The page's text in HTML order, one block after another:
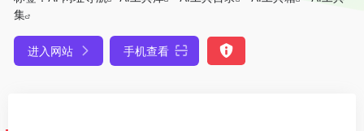
集
进入网站 手机查看